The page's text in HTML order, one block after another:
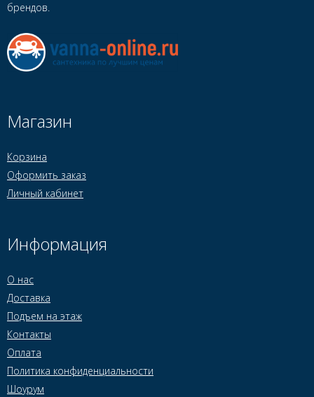
брендов.
Магазин
Корзина
Оформить заказ
Личный кабинет
Информация
О нас
Доставка
Подъем на этаж
Контакты
Оплата
Политика конфиденциальности
Шоурум